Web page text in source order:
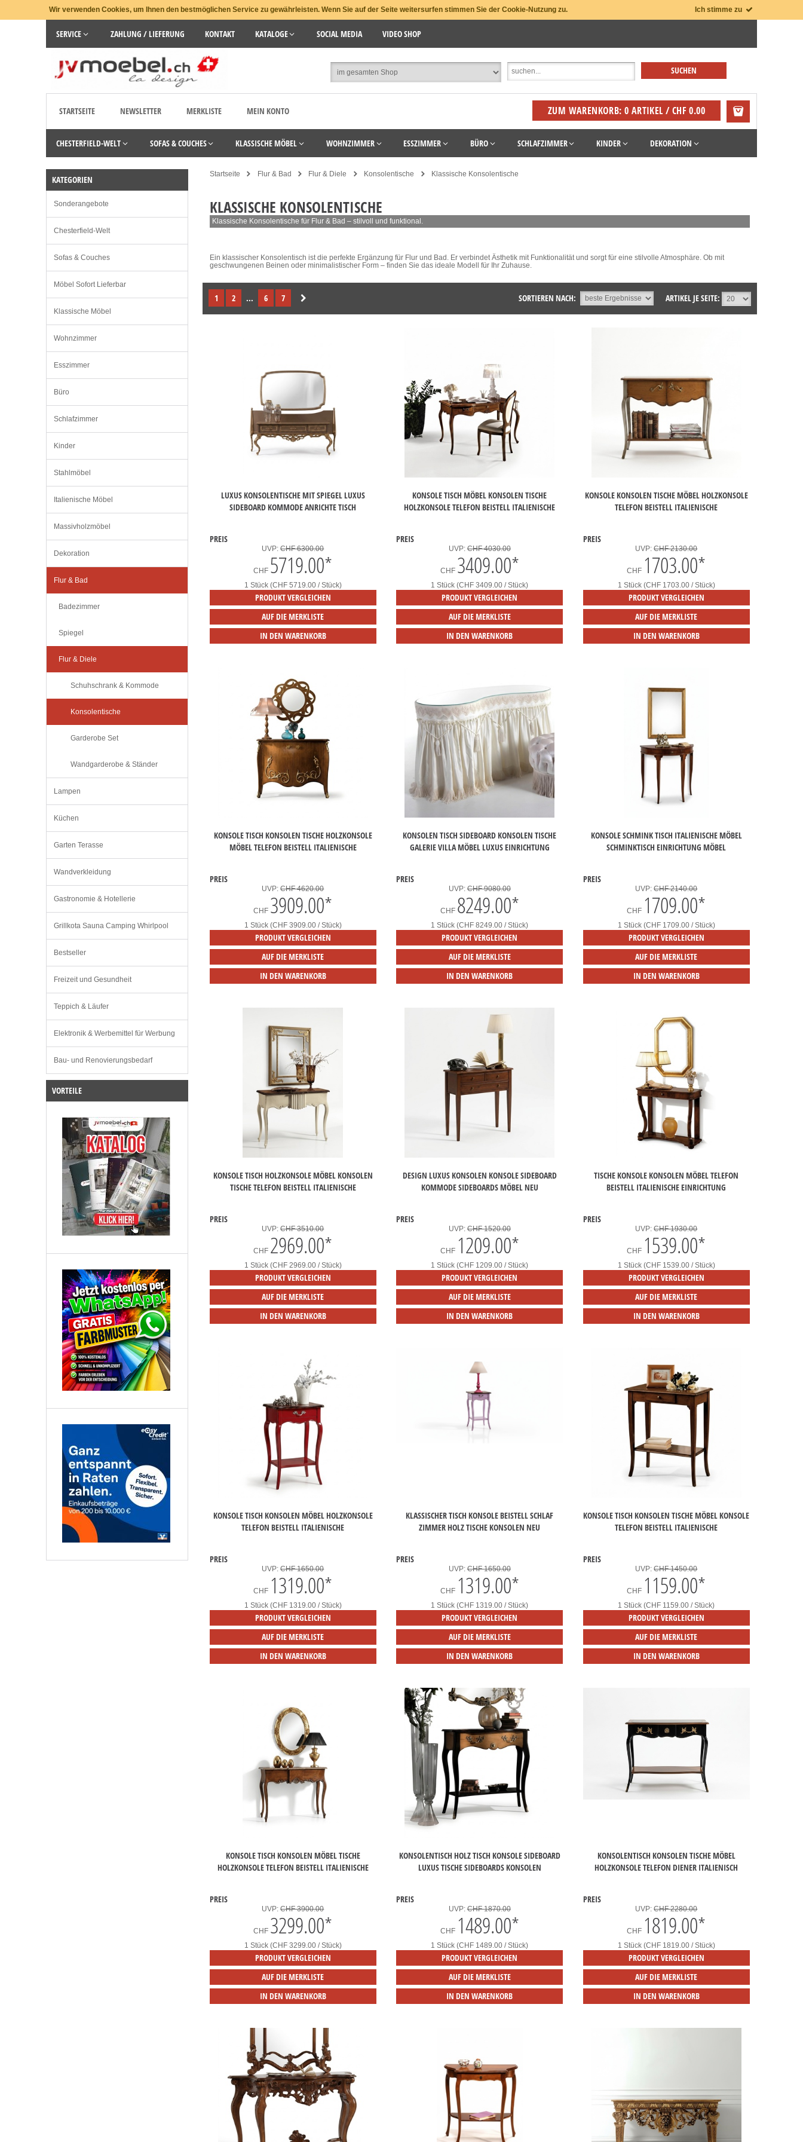
Wir verwenden Cookies, um Ihnen den bestmöglichen Service zu gewährleisten. Wenn Sie auf der Seite weitersurfen stimmen Sie der Cookie-Nutzung zu. Ich stimme zu
SERVICE ZAHLUNG / LIEFERUNG KONTAKT KATALOGE SOCIAL MEDIA VIDEO SHOP
STARTSEITE NEWSLETTER MERKLISTE MEIN KONTO ZUM WARENKORB: 0 ARTIKEL / CHF 0.00
CHESTERFIELD-WELT SOFAS & COUCHES KLASSISCHE MÖBEL WOHNZIMMER ESSZIMMER BÜRO SCHLAFZIMMER KINDER DEKORATION
Startseite Flur & Bad Flur & Diele Konsolentische Klassische Konsolentische
KLASSISCHE KONSOLENTISCHE
Klassische Konsolentische für Flur & Bad – stilvoll und funktional.
Ein klassischer Konsolentisch ist die perfekte Ergänzung für Flur und Bad. Er verbindet Ästhetik mit Funktionalität und sorgt für eine stilvolle Atmosphäre. Ob mit
geschwungenen Beinen oder minimalistischer Form – finden Sie das ideale Modell für Ihr Zuhause.
1 2 ... 6 7 ARTIKEL JE SEITE:
SORTIEREN NACH:
LUXUS KONSOLENTISCHE MIT SPIEGEL LUXUS
SIDEBOARD KOMMODE ANRICHTE TISCH
PREIS
UVP:CHF 6300.00
CHF 5719.00*
1 Stück (CHF 5719.00 / Stück)
PRODUKT VERGLEICHEN
AUF DIE MERKLISTE
IN DEN WARENKORB
KONSOLE TISCH MÖBEL KONSOLEN TISCHE
HOLZKONSOLE TELEFON BEISTELL ITALIENISCHE
PREIS
UVP:CHF 4030.00
CHF 3409.00*
1 Stück (CHF 3409.00 / Stück)
PRODUKT VERGLEICHEN
AUF DIE MERKLISTE
IN DEN WARENKORB
KONSOLE KONSOLEN TISCHE MÖBEL HOLZKONSOLE
TELEFON BEISTELL ITALIENISCHE
PREIS
UVP:CHF 2130.00
CHF 1703.00*
1 Stück (CHF 1703.00 / Stück)
PRODUKT VERGLEICHEN
AUF DIE MERKLISTE
IN DEN WARENKORB
KONSOLE TISCH KONSOLEN TISCHE HOLZKONSOLE
MÖBEL TELEFON BEISTELL ITALIENISCHE
PREIS
UVP:CHF 4620.00
CHF 3909.00*
1 Stück (CHF 3909.00 / Stück)
PRODUKT VERGLEICHEN
AUF DIE MERKLISTE
IN DEN WARENKORB
KONSOLEN TISCH SIDEBOARD KONSOLEN TISCHE
GALERIE VILLA MÖBEL LUXUS EINRICHTUNG
PREIS
UVP:CHF 9080.00
CHF 8249.00*
1 Stück (CHF 8249.00 / Stück)
PRODUKT VERGLEICHEN
AUF DIE MERKLISTE
IN DEN WARENKORB
KONSOLE SCHMINK TISCH ITALIENISCHE MÖBEL
SCHMINKTISCH EINRICHTUNG MÖBEL
PREIS
UVP:CHF 2140.00
CHF 1709.00*
1 Stück (CHF 1709.00 / Stück)
PRODUKT VERGLEICHEN
AUF DIE MERKLISTE
IN DEN WARENKORB
KONSOLE TISCH HOLZKONSOLE MÖBEL KONSOLEN
TISCHE TELEFON BEISTELL ITALIENISCHE
PREIS
UVP:CHF 3510.00
CHF 2969.00*
1 Stück (CHF 2969.00 / Stück)
PRODUKT VERGLEICHEN
AUF DIE MERKLISTE
IN DEN WARENKORB
DESIGN LUXUS KONSOLEN KONSOLE SIDEBOARD
KOMMODE SIDEBOARDS MÖBEL NEU
PREIS
UVP:CHF 1520.00
CHF 1209.00*
1 Stück (CHF 1209.00 / Stück)
PRODUKT VERGLEICHEN
AUF DIE MERKLISTE
IN DEN WARENKORB
TISCHE KONSOLE KONSOLEN MÖBEL TELEFON
BEISTELL ITALIENISCHE EINRICHTUNG
PREIS
UVP:CHF 1930.00
CHF 1539.00*
1 Stück (CHF 1539.00 / Stück)
PRODUKT VERGLEICHEN
AUF DIE MERKLISTE
IN DEN WARENKORB
KONSOLE TISCH KONSOLEN MÖBEL HOLZKONSOLE
TELEFON BEISTELL ITALIENISCHE
PREIS
UVP:CHF 1650.00
CHF 1319.00*
1 Stück (CHF 1319.00 / Stück)
PRODUKT VERGLEICHEN
AUF DIE MERKLISTE
IN DEN WARENKORB
KLASSISCHER TISCH KONSOLE BEISTELL SCHLAF
ZIMMER HOLZ TISCHE KONSOLEN NEU
PREIS
UVP:CHF 1650.00
CHF 1319.00*
1 Stück (CHF 1319.00 / Stück)
PRODUKT VERGLEICHEN
AUF DIE MERKLISTE
IN DEN WARENKORB
KONSOLE TISCH KONSOLEN TISCHE MÖBEL KONSOLE
TELEFON BEISTELL ITALIENISCHE
PREIS
UVP:CHF 1450.00
CHF 1159.00*
1 Stück (CHF 1159.00 / Stück)
PRODUKT VERGLEICHEN
AUF DIE MERKLISTE
IN DEN WARENKORB
KONSOLE TISCH KONSOLEN MÖBEL TISCHE
HOLZKONSOLE TELEFON BEISTELL ITALIENISCHE
PREIS
UVP:CHF 3900.00
CHF 3299.00*
1 Stück (CHF 3299.00 / Stück)
PRODUKT VERGLEICHEN
AUF DIE MERKLISTE
IN DEN WARENKORB
KONSOLENTISCH HOLZ TISCH KONSOLE SIDEBOARD
LUXUS TISCHE SIDEBOARDS KONSOLEN
PREIS
UVP:CHF 1870.00
CHF 1489.00*
1 Stück (CHF 1489.00 / Stück)
PRODUKT VERGLEICHEN
AUF DIE MERKLISTE
IN DEN WARENKORB
KONSOLENTISCH KONSOLEN TISCHE MÖBEL
HOLZKONSOLE TELEFON DIENER ITALIENISCH
PREIS
UVP:CHF 2280.00
CHF 1819.00*
1 Stück (CHF 1819.00 / Stück)
PRODUKT VERGLEICHEN
AUF DIE MERKLISTE
IN DEN WARENKORB
KATEGORIEN
Sonderangebote
Chesterfield-Welt
Sofas & Couches
Möbel Sofort Lieferbar
Klassische Möbel
Wohnzimmer
Esszimmer
Büro
Schlafzimmer
Kinder
Stahlmöbel
Italienische Möbel
Massivholzmöbel
Dekoration
Flur & Bad
Badezimmer
Spiegel
Flur & Diele
Schuhschrank & Kommode
Konsolentische
Garderobe Set
Wandgarderobe & Ständer
Lampen
Küchen
Garten Terasse
Wandverkleidung
Gastronomie & Hotellerie
Grillkota Sauna Camping Whirlpool
Bestseller
Freizeit und Gesundheit
Teppich & Läufer
Elektronik & Werbemittel für Werbung
Bau- und Renovierungsbedarf
VORTEILE